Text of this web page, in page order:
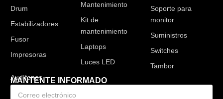
Drum
Estabilizadores
Fusor
Impresoras
Mantenimiento
Kit de
mantenimiento
Laptops
Luces LED
Soporte para
monitor
Suministros
Switches
Tambor
MANTENTE INFORMADO